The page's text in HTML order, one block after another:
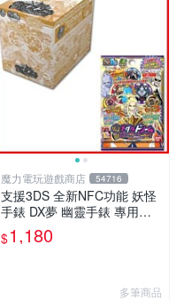
魔力電玩遊戲商店 54716
支援3DS 全新NFC功能 妖怪
手錶 DX夢 幽靈手錶 專用徽
章 夢05 神妖怪 神降臨 整盒2
0包【板橋魔力】
$1,180
多筆商品